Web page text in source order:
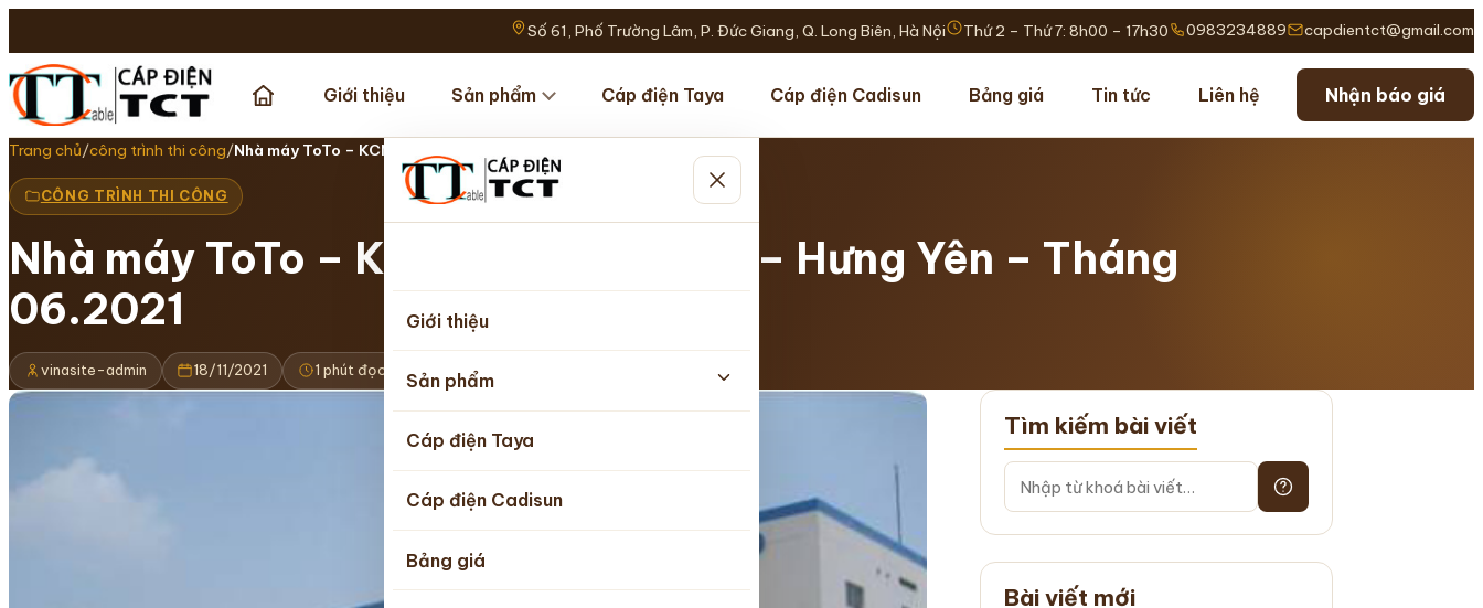
Số 61, Phố Trường Lâm, P. Đức Giang, Q. Long Biên, Hà Nội Thứ 2 – Thứ 7: 8h00 – 17h30 0983234889 capdientct@gmail.com
Giới thiệu Sản phẩm Cáp điện Taya Cáp điện Cadisun Bảng giá Tin tức Liên hệ Nhận báo giá
Giới thiệu
Sản phẩm
Cáp điện Taya
Cáp điện Cadisun
Bảng giá
Trang chủ/công trình thi công/Nhà máy ToTo – KCN Thăng Long II –…
CÔNG TRÌNH THI CÔNG
Nhà máy ToTo – KCN Thăng Long II – Hưng Yên – Tháng
06.2021
vinasite-admin 18/11/2021 1 phút đọc
Tìm kiếm bài viết
Bài viết mới